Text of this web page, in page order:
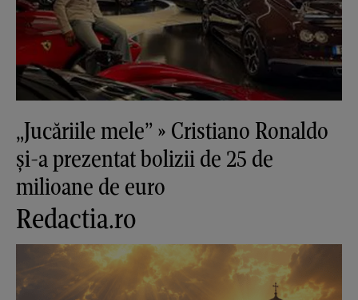
„Jucăriile mele” » Cristiano Ronaldo
și-a prezentat bolizii de 25 de
milioane de euro
Redactia.ro